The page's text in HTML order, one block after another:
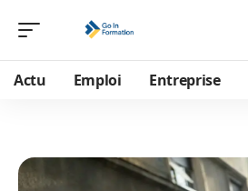
Actu Emploi Entreprise